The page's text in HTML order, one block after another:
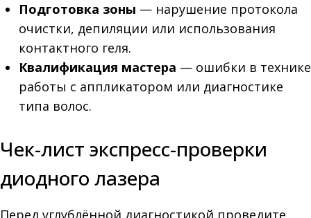
Подготовка зоны — нарушение протокола
очистки, депиляции или использования
контактного геля.
Квалификация мастера — ошибки в технике
работы с аппликатором или диагностике
типа волос.
Чек-лист экспресс-проверки
диодного лазера
Перед углублённой диагностикой проведите